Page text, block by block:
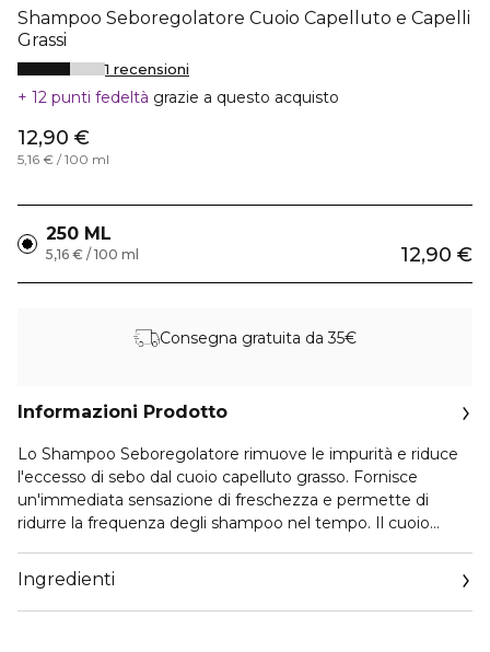
Shampoo Seboregolatore Cuoio Capelluto e Capelli
Grassi
1 recensioni
12 punti fedeltà grazie a questo acquisto
12,90 €
5,16 € / 100 ml
250 ML
12,90 €
5,16 € / 100 ml
Consegna gratuita da 35€
Informazioni Prodotto
Lo Shampoo Seboregolatore rimuove le impurità e riduce
l'eccesso di sebo dal cuoio capelluto grasso. Fornisce
un'immediata sensazione di freschezza e permette di
ridurre la frequenza degli shampoo nel tempo. Il cuoio
rapidamente e riacquistano leggerezza e flessibilità. Il cuore
della formula è la sarcosina, che agisce e limita l'eccessiva
produzione di sebo. Grazie all'estratto di rosmarino, il cuoio
Ingredienti